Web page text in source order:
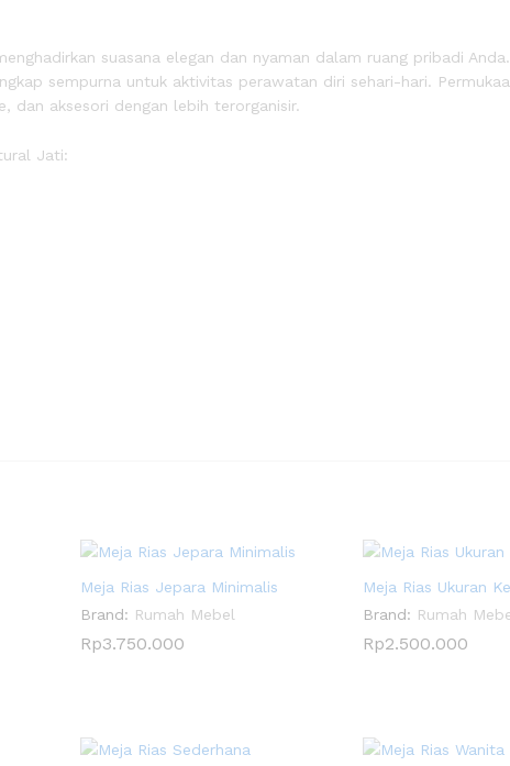
suasana elegan dan nyaman dalam ruang pribadi
sempurna untuk aktivitas perawatan diri sehari-hari.
dan aksesori dengan lebih terorganisir.
Jati:
Meja Rias Jepara Minimalis
Brand: Rumah Mebel
Rp3.750.000
Meja Rias Ukuran
Brand: Rumah
Rp2.500.000